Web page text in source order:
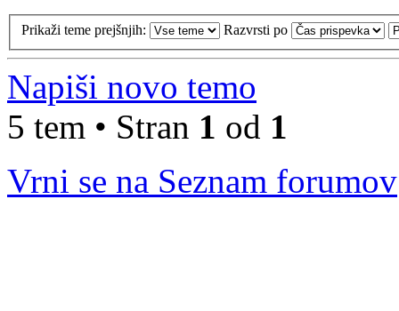
Prikaži teme prejšnjih: Razvrsti po
Napiši novo temo
5 tem • Stran 1 od 1
Vrni se na Seznam forumov